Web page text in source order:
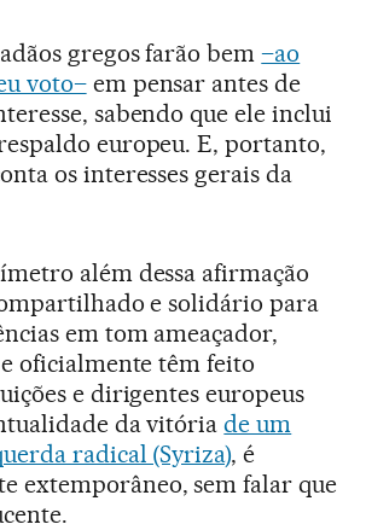
gregos farão bem–ao
voto–em pensar antes de
sabendo que ele inclui
europeu. E, portanto,
os interesses gerais da
além dessa afirmação
e solidário para
em tom ameaçador,
oficialmente têm feito
e dirigentes europeus
da vitóriade um
radical (Syriza), é
extemporâneo, sem falar que